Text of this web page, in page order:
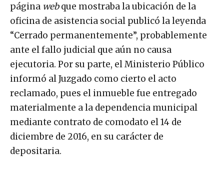
página webque mostraba la ubicación de la
oficina de asistencia social publicó la leyenda
“Cerrado permanentemente”, probablemente
ante el fallo judicial que aún no causa
ejecutoria. Por su parte, el Ministerio Público
informó al Juzgado como cierto el acto
reclamado, pues el inmueble fue entregado
materialmente a la dependencia municipal
mediante contrato de comodato el 14 de
diciembre de 2016, en su carácter de
depositaria.